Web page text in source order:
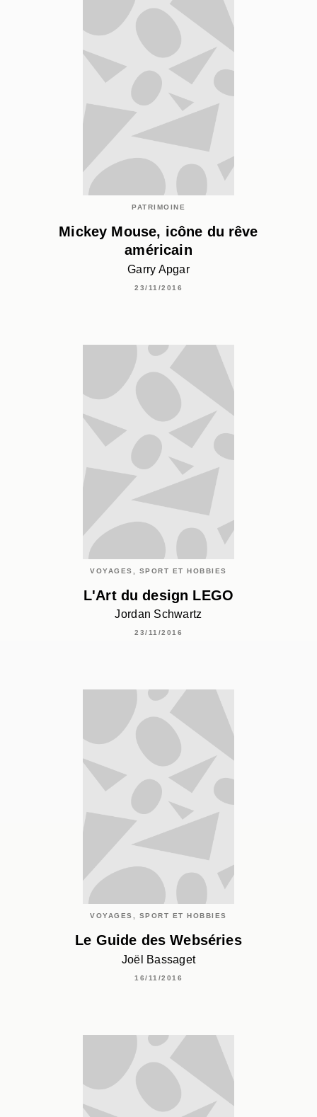
PATRIMOINE
Mickey Mouse, icône du rêve
américain
Garry Apgar
23/11/2016
VOYAGES, SPORT ET HOBBIES
L'Art du design LEGO
Jordan Schwartz
23/11/2016
VOYAGES, SPORT ET HOBBIES
Le Guide des Webséries
Joël Bassaget
16/11/2016